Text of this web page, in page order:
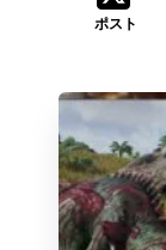
ポスト